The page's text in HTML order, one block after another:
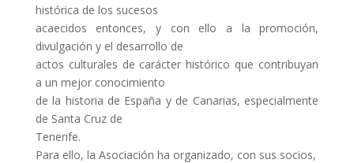
histórica de los sucesos
acaecidos entonces, y con ello a la promoción,
divulgación y el desarrollo de
actos culturales de carácter histórico que contribuyan
a un mejor conocimiento
de la historia de España y de Canarias, especialmente
de Santa Cruz de
Tenerife.
Para ello, la Asociación ha organizado, con sus socios,